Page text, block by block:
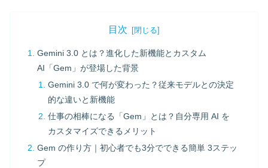
目次
Gemini 3.0 とは？進化した新機能とカスタム
AI「Gem」が登場した背景
Gemini 3.0 で何が変わった？従来モデルとの決定
的な違いと新機能
仕事の相棒になる「Gem」とは？自分専用 AI を
カスタマイズできるメリット
Gem の作り方｜初心者でも3分でできる簡単 3ステッ
プ